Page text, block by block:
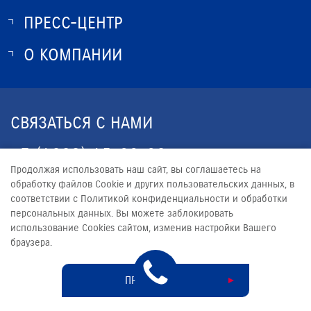
О SUZUKI
ПРЕСС-ЦЕНТР
НОВОСТИ
О КОМПАНИИ
ЮРИДИЧЕСКАЯ ИНФОРМАЦИЯ
СВЯЗАТЬСЯ С НАМИ
+7 (4922) 45-30-32
CLIENT33.RU@YANDEX.RU
© 2026
Сделано в ПЕРКС
Продолжая использовать наш сайт, вы соглашаетесь на
обработку файлов Сookie и других пользовательских данных, в
соответствии с Политикой конфиденциальности и обработки
персональных данных. Вы можете заблокировать
использование Cookies сайтом, изменив настройки Вашего
браузера.
ПРИНЯТЬ